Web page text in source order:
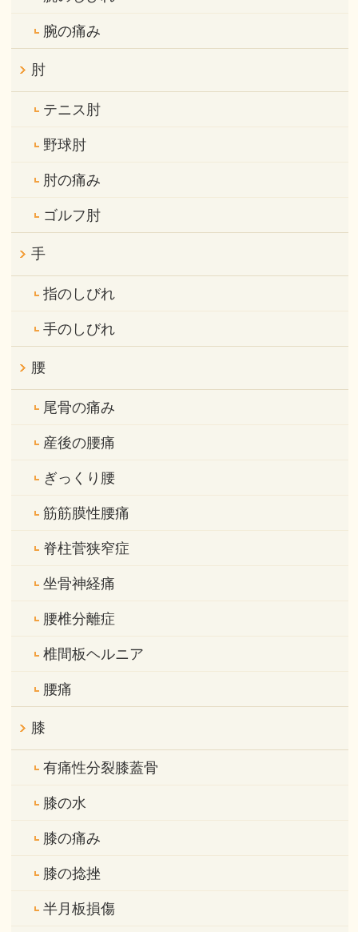
腕の痛み
肘
テニス肘
野球肘
肘の痛み
ゴルフ肘
手
指のしびれ
手のしびれ
腰
尾骨の痛み
産後の腰痛
ぎっくり腰
筋筋膜性腰痛
脊柱菅狭窄症
坐骨神経痛
腰椎分離症
椎間板ヘルニア
腰痛
膝
有痛性分裂膝蓋骨
膝の水
膝の痛み
膝の捻挫
半月板損傷